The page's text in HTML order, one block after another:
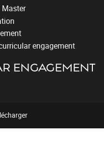
Master
engagement
ENGAGEMENT